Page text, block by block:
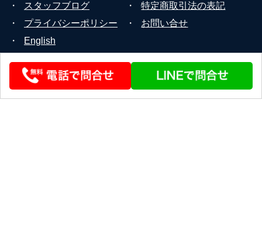
・
スタッフブログ ・
特定商取引法の表記
・
プライバシーポリシー ・
お問い合せ
・
English
© 2026 STEERLINK Co.,Ltd